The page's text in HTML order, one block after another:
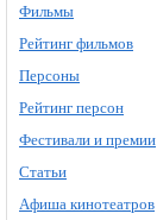
Фильмы
Рейтинг фильмов
Персоны
Рейтинг персон
Фестивали и премии
Статьи
Афиша кинотеатров